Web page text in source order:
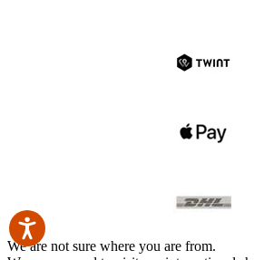
We are not sure where you are from.